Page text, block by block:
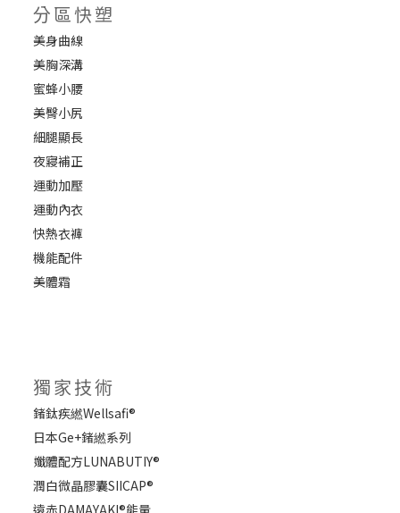
分區快塑
美身曲線
美胸深溝
蜜蜂小腰
美臀小尻
細腿顯長
夜寢補正
運動加壓
運動內衣
快熱衣褲
機能配件
美體霜
獨家技術
鍺鈦疾繎Wellsafi®
日本Ge+鍺繎系列
孅體配方LUNABUTIY®
潤白微晶膠囊SIICAP®
遠赤DAMAYAKI®能量